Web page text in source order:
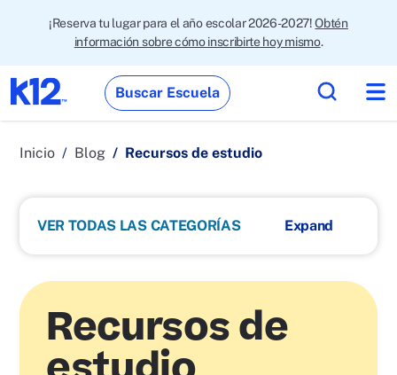
¡Reserva tu lugar para el año escolar 2026-2027!Obtén
información sobre cómo inscribirte hoy mismo.
Buscar Escuela
Inicio Blog Recursos de estudio
VER TODAS LAS CATEGORÍAS
Recursos de